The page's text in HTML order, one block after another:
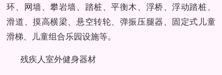
环、网墙、攀岩墙、踏桩、平衡木、浮桥、浮动踏桩、
滑道、摸高横梁、悬空转轮、弹振压腿器、固定式儿童
滑梯、儿童组合乐园设施等。
残疾人室外健身器材